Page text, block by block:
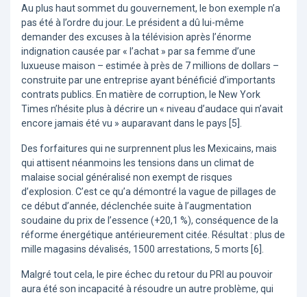
Au plus haut sommet du gouvernement, le bon exemple n’a
pas été à l’ordre du jour. Le président a dû lui-même
demander des excuses à la télévision après l’énorme
indignation causée par « l’achat » par sa femme d’une
luxueuse maison – estimée à près de 7 millions de dollars –
construite par une entreprise ayant bénéficié d’importants
contrats publics. En matière de corruption, le New York
Times n’hésite plus à décrire un « niveau d’audace qui n’avait
encore jamais été vu » auparavant dans le pays [5].
Des forfaitures qui ne surprennent plus les Mexicains, mais
qui attisent néanmoins les tensions dans un climat de
malaise social généralisé non exempt de risques
d’explosion. C’est ce qu’a démontré la vague de pillages de
ce début d’année, déclenchée suite à l’augmentation
soudaine du prix de l’essence (+20,1 %), conséquence de la
réforme énergétique antérieurement citée. Résultat : plus de
mille magasins dévalisés, 1500 arrestations, 5 morts [6].
Malgré tout cela, le pire échec du retour du PRI au pouvoir
aura été son incapacité à résoudre un autre problème, qui